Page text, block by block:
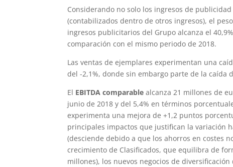
Considerando no solo los ingresos de
(contabilizados dentro de otros ingresos), el
ingresos publicitarios del Grupo alcanza el
comparación con el mismo periodo de 2018.
Las ventas de ejemplares experimentan una
del -2,1%, donde sin embargo parte de la caída
El EBITDA comparable alcanza 21 millones de
junio de 2018 y del 5,4% en términos
experimenta una mejora de +1,2 puntos
principales impactos que justifican la variación
(desciende debido a que los ahorros en costes
crecimiento de Clasificados, que equilibra de
millones), los nuevos negocios de